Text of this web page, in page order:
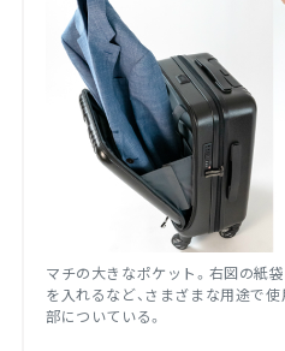
マチの大きなポケット。右図の紙
を入れるなど、さまざまな用途で
部についている。